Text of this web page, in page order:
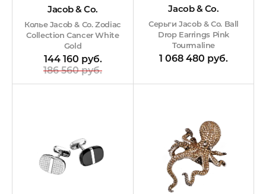
Jacob & Co.
Колье Jacob & Co. Zodiac
Collection Cancer White
Gold
144 160 руб.
186 560 руб.
Jacob & Co.
Серьги Jacob & Co. Ball
Drop Earrings Pink
Tourmaline
1 068 480 руб.